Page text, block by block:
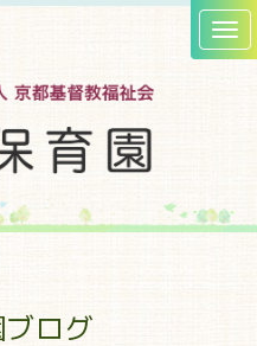
ログ